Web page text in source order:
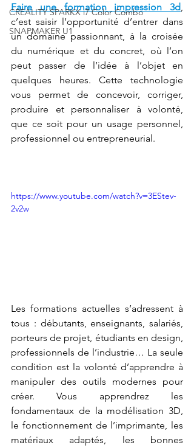
CREALITY SPARKX i7 Color Combo
SNAPMAKER U1
Faire une formation impression 3d,
c’est saisir l’opportunité d’entrer dans
un domaine passionnant, à la croisée
du numérique et du concret, où l’on
peut passer de l’idée à l’objet en
quelques heures. Cette technologie
vous permet de concevoir, corriger,
produire et personnaliser à volonté,
que ce soit pour un usage personnel,
professionnel ou entrepreneurial.
https://www.youtube.com/watch?v=3EStev-
2v2w
Les formations actuelles s’adressent à
tous : débutants, enseignants, salariés,
porteurs de projet, étudiants en design,
professionnels de l’industrie… La seule
condition est la volonté d’apprendre à
manipuler des outils modernes pour
créer. Vous apprendrez les
fondamentaux de la modélisation 3D,
le fonctionnement de l’imprimante, les
matériaux adaptés, les bonnes